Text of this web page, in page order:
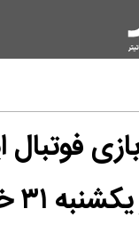
فوتبال
خرداد ۱۴۰۵